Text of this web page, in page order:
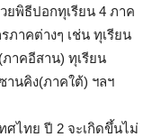
ยพิธีปอกทุเรียน 4 ภาค
าคต่างๆ เช่น ทุเรียน
าคอีสาน) ทุเรียน
านคิง(ภาคใต้) ฯลฯ
ศไทย ปี 2 จะเกิดขึ้นไม่